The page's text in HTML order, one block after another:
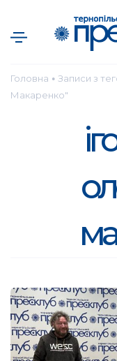
Головна ● Записи з
Макаренко"